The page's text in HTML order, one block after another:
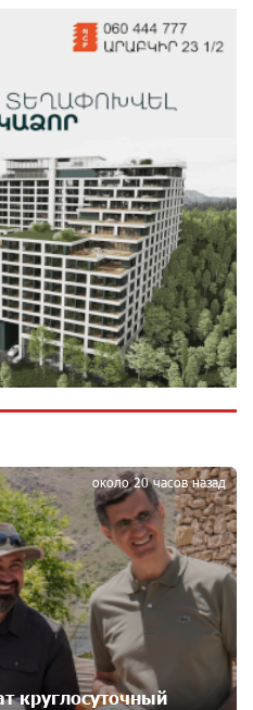
содействовать
заключенных,
14 дней назад
в спортивной школе Вайка
электростанция мощностью
14 дней назад
на «Давидбекских
15 дней назад
в заблуждение. Аршак
16 дней назад
Ucom в Егварде
новому адресу — ул.
круглосуточный
около 20 часов назад